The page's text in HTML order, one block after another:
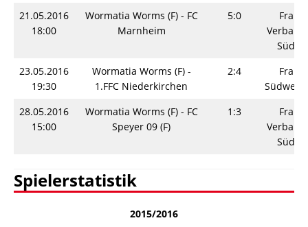
21.05.2016
18:00
Wormatia Worms (F) - FC
Marnheim
5:0
23.05.2016
19:30
Wormatia Worms (F) -
1.FFC Niederkirchen
2:4
28.05.2016
15:00
Wormatia Worms (F) - FC
Speyer 09 (F)
1:3
Spielerstatistik
2015/2016